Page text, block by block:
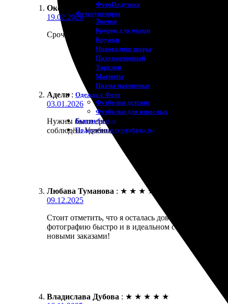
ФотоПодушки
Фотоcувениры
Значки
Коврик для мыши
Кружки
Новогодние шары
Пазл картонный
Тарелки
Магниты
Пазлы магнитные
Одежда с Фото
Футболки детские
Футболки для взрослых
Бьюти-боксы
Подарочные сертификаты
Оксана Ф.
19.02.2026
Срочно нужны были фотки на документы,
Адель :
03.01.2026
Нужны были срочно фото на документы, удалённо
соблюдён. Удобно, что не пришлось никуда ехать.
Любава Туманова : ★ ★ ★ ★
09.12.2025
Стоит отметить, что я осталась довольна своим
фотографию быстро и в идеальном состоянии,
новыми заказами!
Владислава Дубова : ★ ★ ★ ★ ★